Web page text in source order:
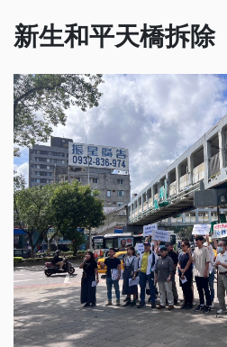
新生和平天橋拆除